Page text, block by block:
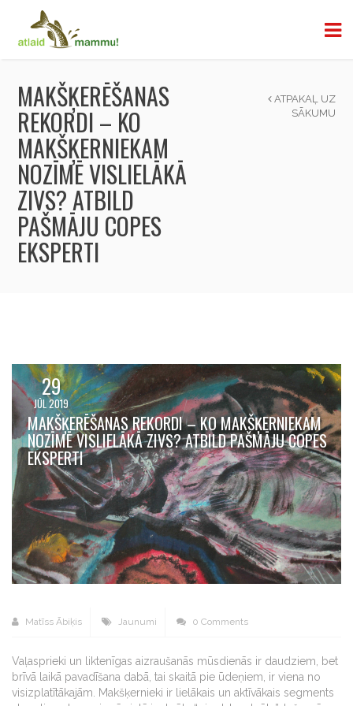
MAKŠĶERĒŠANAS
REKORDI – KO
MAKŠĶERNIEKAM
NOZĪMĒ VISLIELĀKĀ
ZIVS? ATBILD
PAŠMĀJU COPES
EKSPERTI
ATPAKAĻ UZ
SĀKUMU
29
JŪL 2019
MAKŠĶERĒŠANAS REKORDI – KO MAKŠĶERNIEKAM
NOZĪMĒ VISLIELĀKĀ ZIVS? ATBILD PAŠMĀJU COPES
EKSPERTI
Matīss Ābiķis Jaunumi 0 Comments
Vaļasprieki un liktenīgas aizraušanās mūsdienās ir daudziem, bet
brīvā laikā pavadīšana dabā, tai skaitā pie ūdeņiem, ir viena no
visizplatītākajām. Makšķernieki ir lielākais un aktīvākais segments